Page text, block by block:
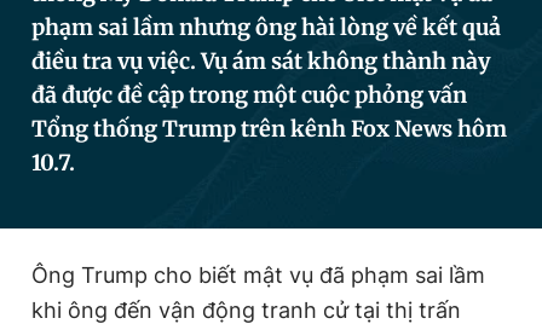
Đọc Thanh Niên trên điện thoại
Hotline Liên hệ quảng cáo
phạm sai lầm nhưng ông hài lòng về kết quả
điều tra vụ việc. Vụ ám sát không thành này
đã được đề cập trong một cuộc phỏng vấn
Tổng thống Trump trên kênh Fox News hôm
10.7.
Ông Trump cho biết mật vụ đã phạm sai lầm
khi ông đến vận động tranh cử tại thị trấn